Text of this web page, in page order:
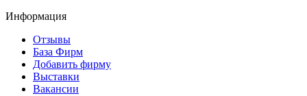
Информация
Отзывы
База Фирм
Добавить фирму
Выставки
Вакансии